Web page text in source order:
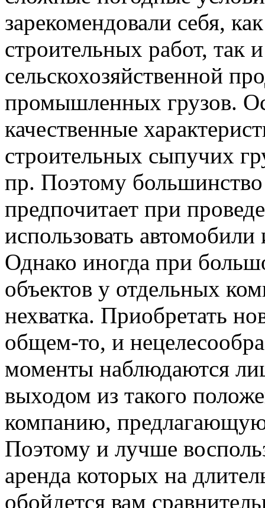
зарекомендовали себя,
строительных работ, так
сельскохозяйственной
промышленных грузов.
качественные
строительных сыпучих
пр. Поэтому
предпочитает при
использовать
Однако иногда при
объектов у отдельных
нехватка. Приобретать
общем-то, и
моменты наблюдаются
выходом из такого
компанию,
Поэтому и лучше
аренда которых на
обойдется вам